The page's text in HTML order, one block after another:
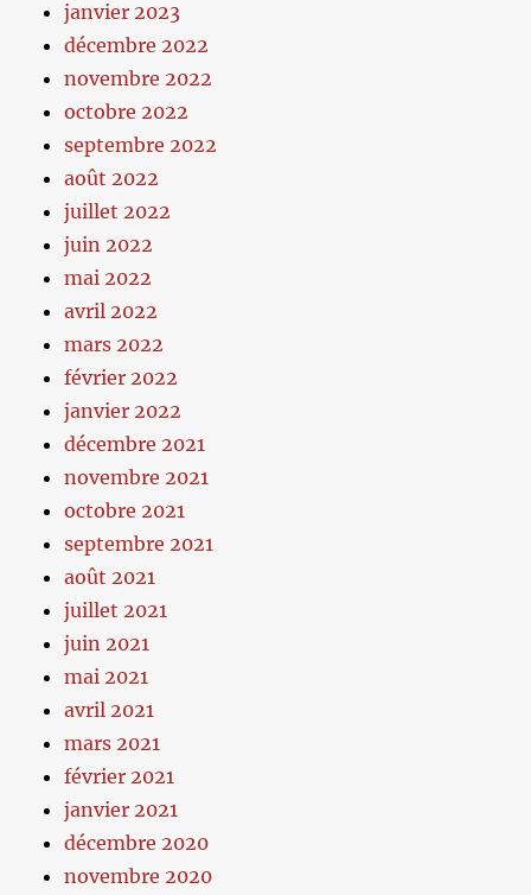
janvier 2023
décembre 2022
novembre 2022
octobre 2022
septembre 2022
août 2022
juillet 2022
juin 2022
mai 2022
avril 2022
mars 2022
février 2022
janvier 2022
décembre 2021
novembre 2021
octobre 2021
septembre 2021
août 2021
juillet 2021
juin 2021
mai 2021
avril 2021
mars 2021
février 2021
janvier 2021
décembre 2020
novembre 2020